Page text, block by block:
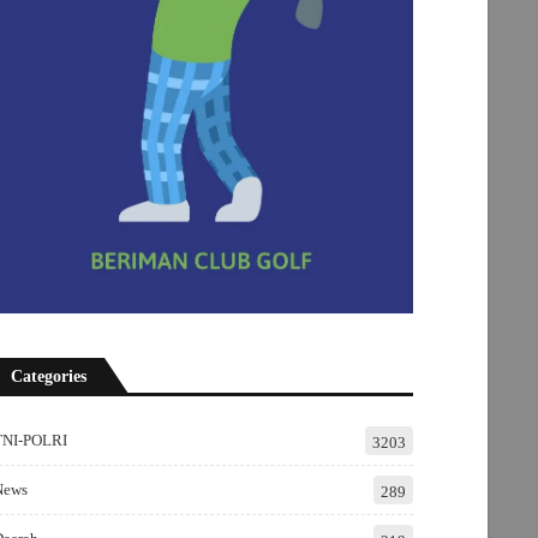
Categories
POLRI 3203
289